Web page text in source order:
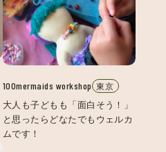
100mermaids workshop 東京
大人も子どもも「面白そう！」
と思ったらどなたでもウェルカ
ムです！